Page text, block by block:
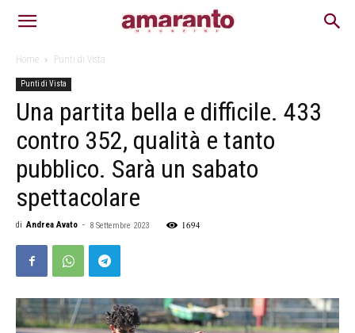
Home Punti di Vista
Punti di Vista
Una partita bella e difficile. 433
contro 352, qualità e tanto
pubblico. Sarà un sabato
spettacolare
di Andrea Avato - 8 Settembre 2023 1694